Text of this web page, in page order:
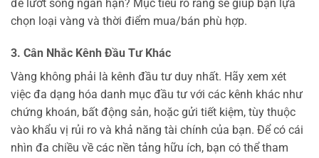
để lướt sóng ngắn hạn? Mục tiêu rõ ràng sẽ giúp bạn lựa
chọn loại vàng và thời điểm mua/bán phù hợp.
3. Cân Nhắc Kênh Đầu Tư Khác
Vàng không phải là kênh đầu tư duy nhất. Hãy xem xét
việc đa dạng hóa danh mục đầu tư với các kênh khác như
chứng khoán, bất động sản, hoặc gửi tiết kiệm, tùy thuộc
vào khẩu vị rủi ro và khả năng tài chính của bạn. Để có cái
nhìn đa chiều về các nền tảng hữu ích, bạn có thể tham